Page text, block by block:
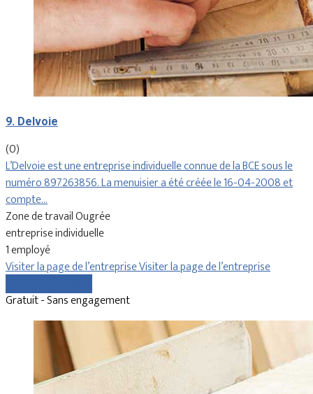
9. Delvoie
(0)
L’Delvoie est une entreprise individuelle connue de la BCE sous le
numéro 897263856. La menuisier a été créée le 16-04-2008 et
compte…
Zone de travail Ougrée
entreprise individuelle
1 employé
Visiter la page de l’entrepriseVisiter la page de l’entreprise
Gratuit - Sans engagement